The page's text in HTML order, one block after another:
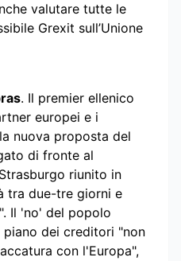
valutare tutte le
Grexit sull’Unione
. Il premier ellenico
europei e i
nuova proposta del
di fronte al
riunito in
tra due-tre giorni e
Il 'no' del popolo
dei creditori "non
con l'Europa",